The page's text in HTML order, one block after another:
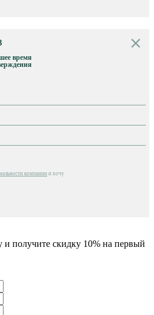
время
компании и хочу
получите скидку 10% на первый